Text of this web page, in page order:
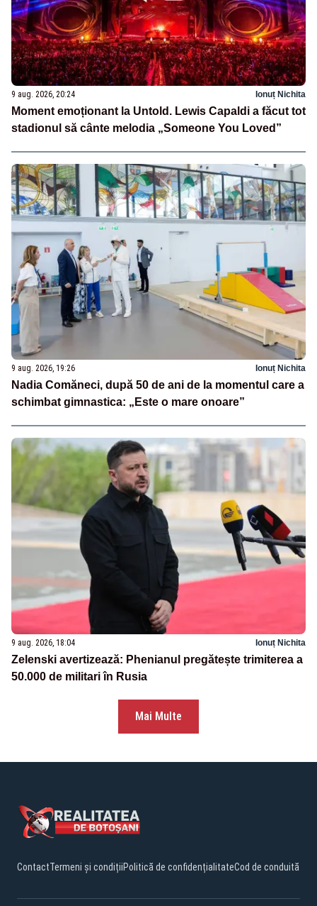
9 aug. 2026, 20:24 Ionuț Nichita
Moment emoționant la Untold. Lewis Capaldi a făcut tot
stadionul să cânte melodia „Someone You Loved”
9 aug. 2026, 19:26 Ionuț Nichita
Nadia Comăneci, după 50 de ani de la momentul care a
schimbat gimnastica: „Este o mare onoare”
9 aug. 2026, 18:04 Ionuț Nichita
Zelenski avertizează: Phenianul pregătește trimiterea a
50.000 de militari în Rusia
Mai Multe
ContactTermeni și condițiiPolitică de confidențialitateCod de conduită